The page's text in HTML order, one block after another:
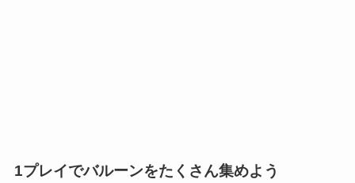
1プレイでバルーンをたくさん集めよう